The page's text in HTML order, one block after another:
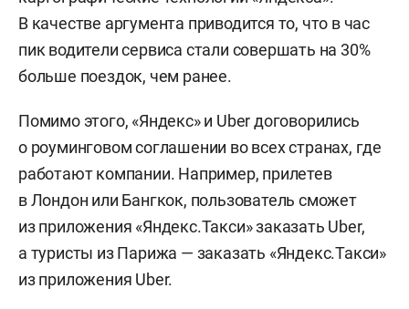
В качестве аргумента приводится то, что в час
пик водители сервиса стали совершать на 30%
больше поездок, чем ранее.
Помимо этого, «Яндекс» и Uber договорились
о роуминговом соглашении во всех странах, где
работают компании. Например, прилетев
в Лондон или Бангкок, пользователь сможет
из приложения «Яндекс.Такси» заказать Uber,
а туристы из Парижа — заказать «Яндекс.Такси»
из приложения Uber.